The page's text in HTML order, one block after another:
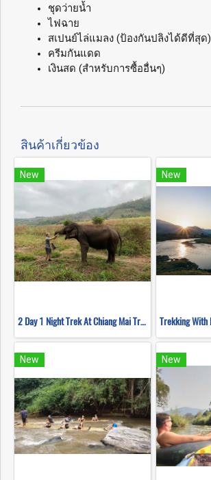
ชุดว่ายน้ำ
ไฟฉาย
สเปนย์ไล่แมลง (ป้องกันปลิงได้ดีที่สุด)
ครีมกันแดด
เงินสด (สำหรับการซื้ออื่นๆ)
สินค้าเกี่ยวข้อง
New
2 Day 1 Night Trek At Chiang Mai Trekking Center
New
New New